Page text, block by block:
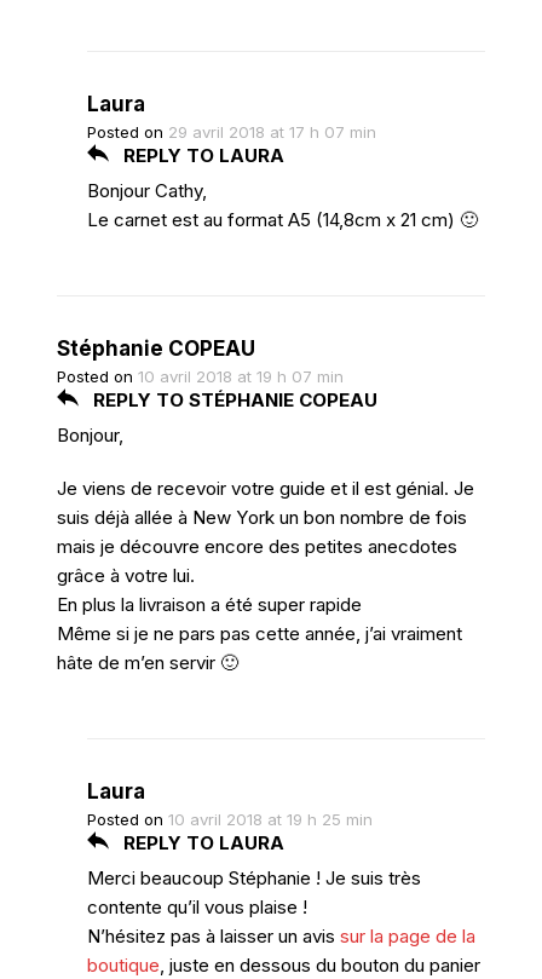
Laura
Posted on 29 avril 2018 at 17 h 07 min
REPLY TO LAURA
Bonjour Cathy,
Le carnet est au format A5 (14,8cm x 21 cm) 🙂
Stéphanie COPEAU
Posted on 10 avril 2018 at 19 h 07 min
REPLY TO STÉPHANIE COPEAU
Bonjour,
Je viens de recevoir votre guide et il est génial. Je
suis déjà allée à New York un bon nombre de fois
mais je découvre encore des petites anecdotes
grâce à votre lui.
En plus la livraison a été super rapide
Même si je ne pars pas cette année, j’ai vraiment
hâte de m’en servir 🙂
Laura
Posted on 10 avril 2018 at 19 h 25 min
REPLY TO LAURA
Merci beaucoup Stéphanie ! Je suis très
contente qu’il vous plaise !
N’hésitez pas à laisser un avis sur la page de la
boutique, juste en dessous du bouton du panier